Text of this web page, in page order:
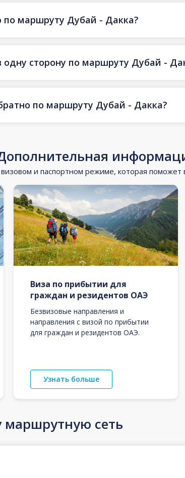
по маршруту Дубай - Дакка?
одну сторону по маршруту Дубай -
по маршруту Дубай - Дакка?
и паспортном режиме, которая поможет
Виза по прибытии для
граждан и резидентов ОАЭ
Безвизовые направления и
направления с визой по прибытии
для граждан и резидентов ОАЭ.
Узнать больше
маршрутную сеть